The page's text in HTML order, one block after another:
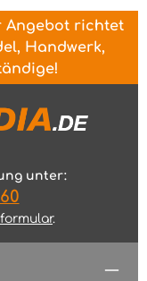
Angebot richtet
Handwerk,
unter:
.